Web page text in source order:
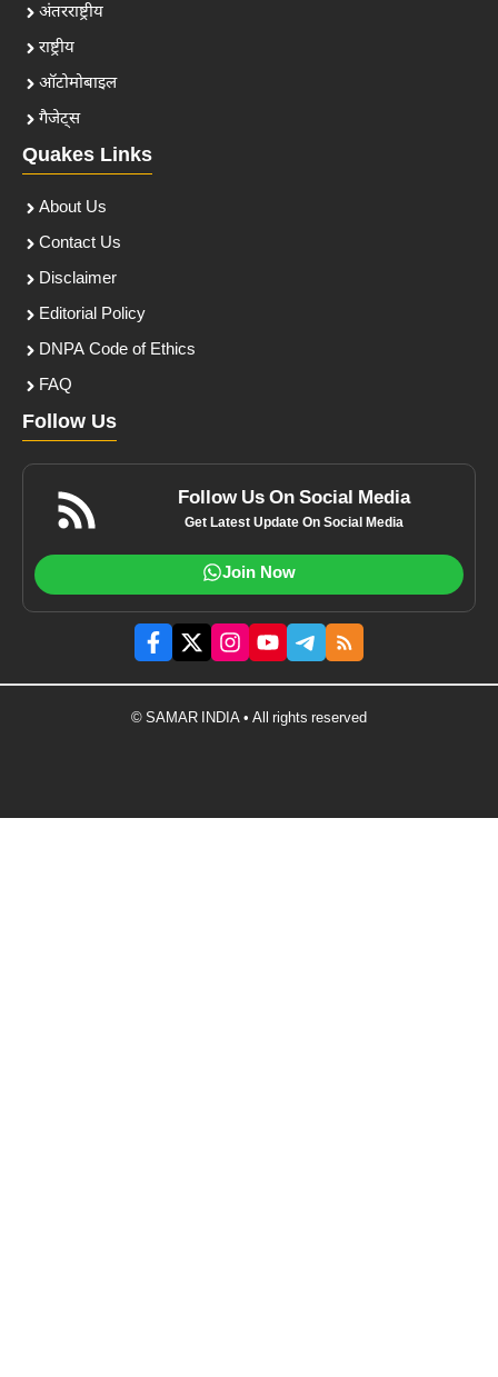
अंतरराष्ट्रीय
राष्ट्रीय
ऑटोमोबाइल
गैजेट्स
Quakes Links
About Us
Contact Us
Disclaimer
Editorial Policy
DNPA Code of Ethics
FAQ
Follow Us
Follow Us On Social Media
Get Latest Update On Social Media
Join Now
© SAMAR INDIA • All rights reserved